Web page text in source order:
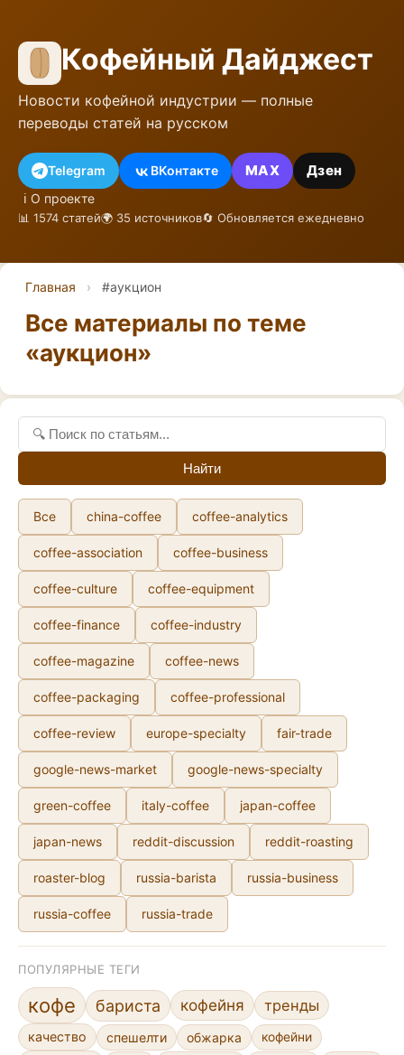
Кофейный Дайджест
Новости кофейной индустрии — полные
переводы статей на русском
Telegram ВКонтакте MAX Дзен
ℹ️ О проекте
📊 1574 статей🌍 35 источников🔄 Обновляется ежедневно
Главная › #аукцион
Все материалы по теме
«аукцион»
Найти
Все china-coffee coffee-analytics
coffee-association coffee-business
coffee-culture coffee-equipment
coffee-finance coffee-industry
coffee-magazine coffee-news
coffee-packaging coffee-professional
coffee-review europe-specialty fair-trade
google-news-market google-news-specialty
green-coffee italy-coffee japan-coffee
japan-news reddit-discussion reddit-roasting
roaster-blog russia-barista russia-business
russia-coffee russia-trade
ПОПУЛЯРНЫЕ ТЕГИ
кофе бариста кофейня тренды
качество спешелти обжарка
кофейни